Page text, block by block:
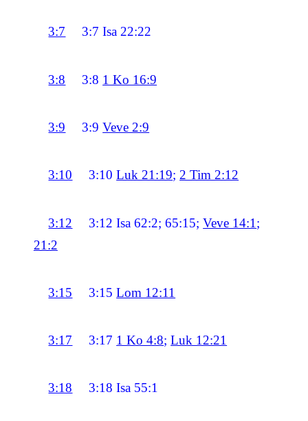
3:7 3:7Isa 22:22
3:8 3:8 1 Ko 16:9
3:9 3:9Veve 2:9
3:10 3:10Luk 21:19; 2 Tim 2:12
3:12 3:12Isa 62:2; 65:15;Veve 14:1 ;
21:2
3:15 3:15Lom 12:11
3:17 3:17 1 Ko 4:8;Luk 12:21
3:18 3:18Isa 55:1